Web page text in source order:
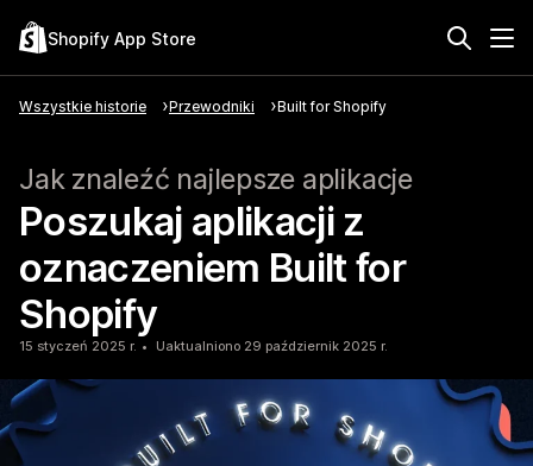
Shopify App Store
Wszystkie historie Przewodniki Built for Shopify
Jak znaleźć najlepsze aplikacje
Poszukaj aplikacji z
oznaczeniem Built for
Shopify
15 styczeń 2025 r. Uaktualniono 29 październik 2025 r.